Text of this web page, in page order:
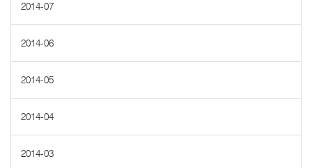
2014-07
2014-06
2014-05
2014-04
2014-03